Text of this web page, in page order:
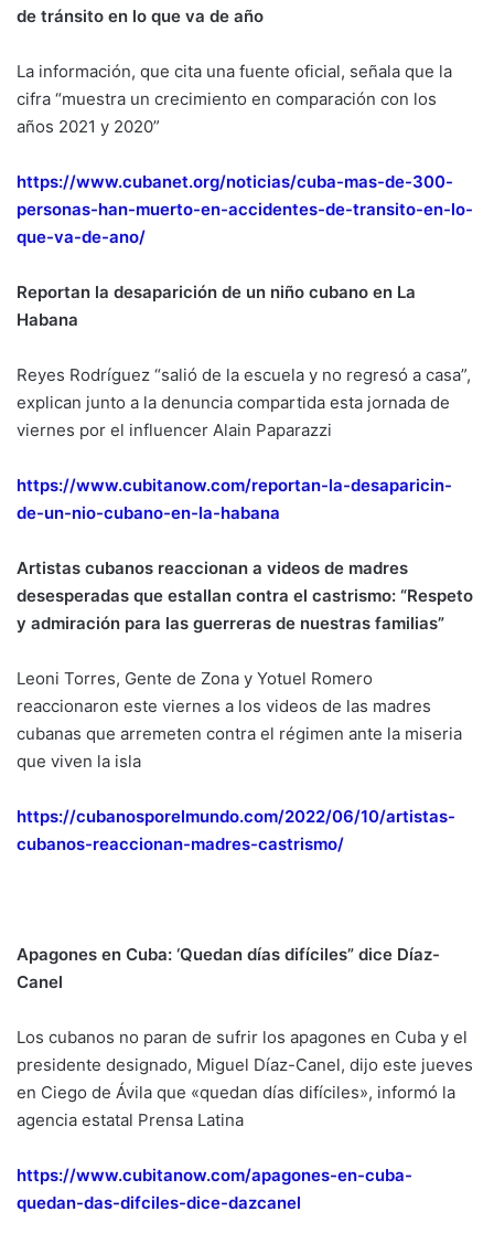
de tránsito en lo que va de año
La información, que cita una fuente oficial, señala que la
cifra “muestra un crecimiento en comparación con los
años 2021 y 2020”
https://www.cubanet.org/noticias/cuba-mas-de-300-
personas-han-muerto-en-accidentes-de-transito-en-lo-
que-va-de-ano/
Reportan la desaparición de un niño cubano en La
Habana
Reyes Rodríguez “salió de la escuela y no regresó a casa”,
explican junto a la denuncia compartida esta jornada de
viernes por el influencer Alain Paparazzi
https://www.cubitanow.com/reportan-la-desaparicin-
de-un-nio-cubano-en-la-habana
Artistas cubanos reaccionan a videos de madres
desesperadas que estallan contra el castrismo: “Respeto
y admiración para las guerreras de nuestras familias”
Leoni Torres, Gente de Zona y Yotuel Romero
reaccionaron este viernes a los videos de las madres
cubanas que arremeten contra el régimen ante la miseria
que viven la isla
https://cubanosporelmundo.com/2022/06/10/artistas-
cubanos-reaccionan-madres-castrismo/
Apagones en Cuba: ‘Quedan días difíciles” dice Díaz-
Canel
Los cubanos no paran de sufrir los apagones en Cuba y el
presidente designado, Miguel Díaz-Canel, dijo este jueves
en Ciego de Ávila que «quedan días difíciles», informó la
agencia estatal Prensa Latina
https://www.cubitanow.com/apagones-en-cuba-
quedan-das-difciles-dice-dazcanel